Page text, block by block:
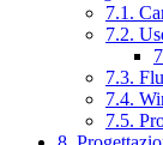
7.1.
7.2.
7.3.
7.4.
7.5.